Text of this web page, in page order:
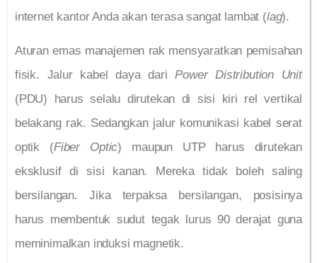
internet kantor Anda akan terasa sangat lambat (lag).
Aturan emas manajemen rak mensyaratkan pemisahan
fisik. Jalur kabel daya dariPower Distribution Unit
(PDU) harus selalu dirutekan di sisi kiri rel vertikal
belakang rak. Sedangkan jalur komunikasi kabel serat
optik (Fiber Optic) maupun UTP harus dirutekan
eksklusif di sisi kanan. Mereka tidak boleh saling
bersilangan. Jika terpaksa bersilangan, posisinya
harus membentuk sudut tegak lurus 90 derajat guna
meminimalkan induksi magnetik.